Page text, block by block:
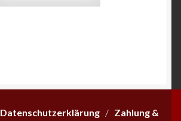
Datenschutzerklärung/ Zahlung &